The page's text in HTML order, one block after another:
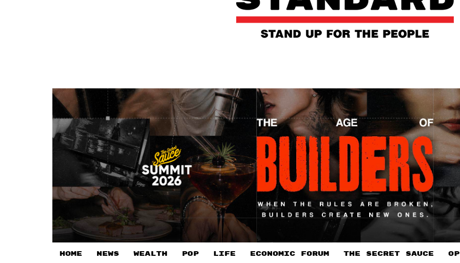
HOME NEWS WEALTH POP LIFE ECONOMIC FORUM THE SECRET SAUCE​